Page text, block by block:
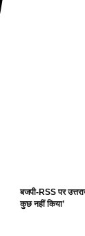
बजपी-RSS पर
कुछ नहीं किया’